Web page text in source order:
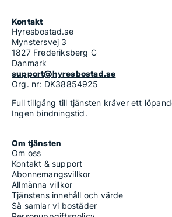
Kontakt
Hyresbostad.se
Mynstersvej 3
1827 Frederiksberg C
Danmark
support@hyresbostad.se
Org. nr: DK38854925
Full tillgång till tjänsten kräver ett
Ingen bindningstid.
Om tjänsten
Om oss
Kontakt & support
Abonnemangsvillkor
Allmänna villkor
Tjänstens innehåll och värde
Så samlar vi bostäder